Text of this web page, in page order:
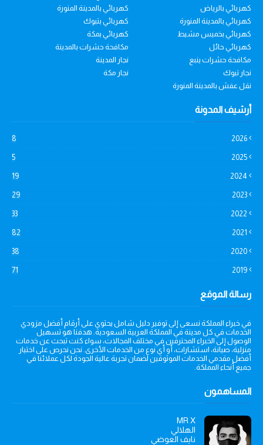
كهربائي بالرياض
كهربائي بالمدينة المنورة
كهربائي بالمدينة المنورة
كهربائي بتبوك
كهربائي بخميس مشيط
كهربائي بمكة
كهربائي حائل
مكافحة حشرات بالمدينة
مكافحة حشرات ينبع
نجار المدينة
نجار تبوك
نجار مكة
نقل عفش بالمدينة المنورة
أرشيف المدونة
2026
8
2025
5
2024
19
2023
29
2022
33
2021
82
2020
38
2019
71
رسالة الموقع
في خبراء المملكة نسعى إلى توفير دليل شامل يحتوي على أرقام أفضل مزودي
الخدمات في كل مدينة في المملكة العربية السعودية. هدفنا هو تسهيل
الوصول إلى الخبراء المحترفين في مختلف المجالات، سواء كنت تبحث عن خدمات
منزلية، صيانة، استشارات، أو أي نوع من الخدمات الأخرى. نحن نحرص على اختيار
أفضل مقدمي الخدمات الموثوقين لضمان تجربة عالية الجودة لكل عملائنا في
جميع أنحاء المملكة.
المساهمون
MR X
الهلالي
نايف العوضي